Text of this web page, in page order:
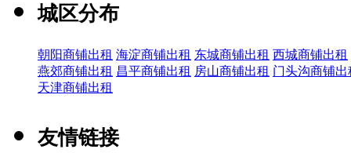
城区分布
朝阳商铺出租 海淀商铺出租 东城商铺出租 西城商铺出租
燕郊商铺出租 昌平商铺出租 房山商铺出租 门头沟商铺出
天津商铺出租
友情链接